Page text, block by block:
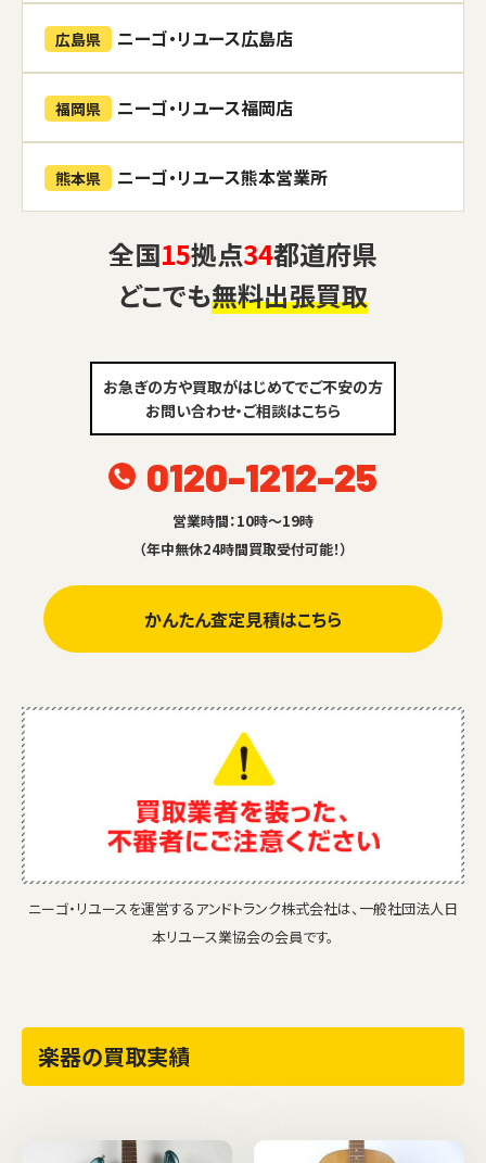
広島県 ニーゴ・リユース広島店
福岡県 ニーゴ・リユース福岡店
熊本県 ニーゴ・リユース熊本営業所
全国15拠点34都道府県
どこでも無料出張買取
お急ぎの方や買取がはじめてでご不安の方
お問い合わせ・ご相談はこちら
0120-1212-25
営業時間：10時～19時
（年中無休24時間買取受付可能！）
かんたん査定見積はこちら
ニーゴ・リユースを運営するアンドトランク株式会社は、一般社団法人日
本リユース業協会の会員です。
楽器の買取実績